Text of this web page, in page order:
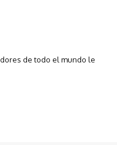
de todo el mundo le